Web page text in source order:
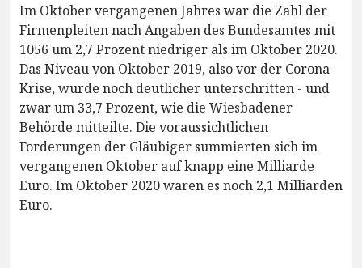
Im Oktober vergangenen Jahres war die Zahl der
Firmenpleiten nach Angaben des Bundesamtes mit
1056 um 2,7 Prozent niedriger als im Oktober 2020.
Das Niveau von Oktober 2019, also vor der Corona-
Krise, wurde noch deutlicher unterschritten - und
zwar um 33,7 Prozent, wie die Wiesbadener
Behörde mitteilte. Die voraussichtlichen
Forderungen der Gläubiger summierten sich im
vergangenen Oktober auf knapp eine Milliarde
Euro. Im Oktober 2020 waren es noch 2,1 Milliarden
Euro.